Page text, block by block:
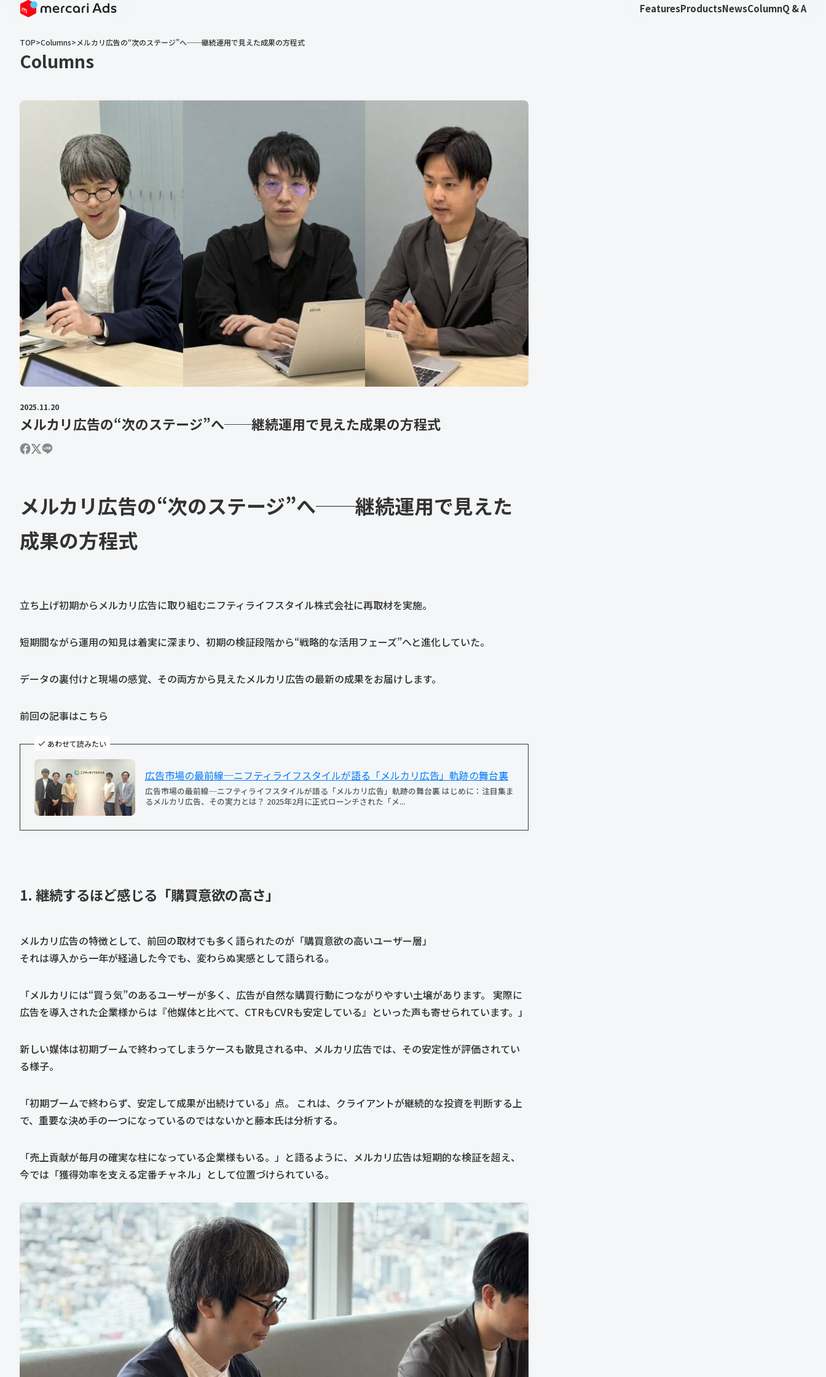
FeaturesProductsNewsColumnQ & A
TOP>Columns>メルカリ広告の“次のステージ”へ──継続運用で見えた成果の方程式
Columns
2025.11.20
メルカリ広告の“次のステージ”へ──継続運用で見えた成果の方程式
メルカリ広告の“次のステージ”へ──継続運用で見えた
成果の方程式
立ち上げ初期からメルカリ広告に取り組むニフティライフスタイル株式会社に再取材を実施。
短期間ながら運用の知見は着実に深まり、初期の検証段階から“戦略的な活用フェーズ”へと進化していた。
データの裏付けと現場の感覚、その両方から見えたメルカリ広告の最新の成果をお届けします。
前回の記事はこちら
あわせて読みたい
広告市場の最前線─ニフティライフスタイルが語る「メルカリ広告」軌跡の舞台裏
広告市場の最前線─ニフティライフスタイルが語る「メルカリ広告」軌跡の舞台裏 はじめに：注目集ま
るメルカリ広告、その実力とは？ 2025年2月に正式ローンチされた「メ...
1. 継続するほど感じる「購買意欲の高さ」
メルカリ広告の特徴として、前回の取材でも多く語られたのが「購買意欲の高いユーザー層」
それは導入から一年が経過した今でも、変わらぬ実感として語られる。
「メルカリには“買う気”のあるユーザーが多く、広告が自然な購買行動につながりやすい土壌があります。 実際に
広告を導入された企業様からは『他媒体と比べて、CTRもCVRも安定している』といった声も寄せられています。」
新しい媒体は初期ブームで終わってしまうケースも散見される中、メルカリ広告では、その安定性が評価されてい
る様子。
「初期ブームで終わらず、安定して成果が出続けている」点。 これは、クライアントが継続的な投資を判断する上
で、重要な決め手の一つになっているのではないかと藤本氏は分析する。
「売上貢献が毎月の確実な柱になっている企業様もいる。」と語るように、メルカリ広告は短期的な検証を超え、
今では「獲得効率を支える定番チャネル」として位置づけられている。